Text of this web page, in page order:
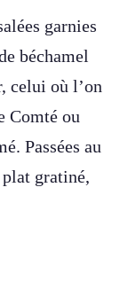
garnies
béchamel
celui où l’on
Comté ou
Passées au
gratiné,